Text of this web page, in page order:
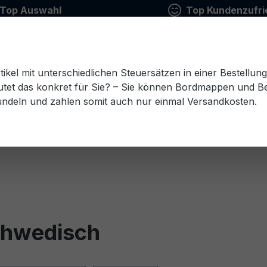
Top Auswahl Top
Estnisch Finnisch Französisch Griechisch
mit unterschiedlichen Steuersätzen in einer
das konkret für Sie? – Sie können Bordmappen und
und zahlen somit auch nur einmal Versandkosten.